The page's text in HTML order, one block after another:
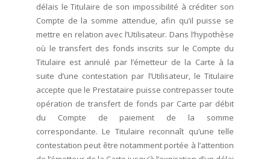
délais le Titulaire de son impossibilité à créditer son
Compte de la somme attendue, afin qu’il puisse se
mettre en relation avec l’Utilisateur. Dans l’hypothèse
où le transfert des fonds inscrits sur le Compte du
Titulaire est annulé par l’émetteur de la Carte à la
suite d’une contestation par l’Utilisateur, le Titulaire
accepte que le Prestataire puisse contrepasser toute
opération de transfert de fonds par Carte par débit
du Compte de paiement de la somme
correspondante. Le Titulaire reconnaît qu’une telle
contestation peut être notamment portée à l’attention